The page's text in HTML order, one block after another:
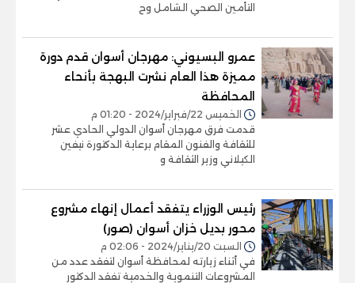
التأمين الصحي الشامل وح
عمرو البسيوني: مهرجان أسوان قدم دورة
مميزة هذا العام نشرت البهجة بأنحاء
المحافظة
الخميس 22/فبراير/2024 - 01:20 م
قدمت فرق مهرجان أسوان الدولي الحادي عشر
للثقافة والفنون المقام برعاية الدكتورة نيفين
الكيلاني وزير الثقافة و
رئيس الوزراء يتفقد أعمال إنهاء مشروع
محور بديل خزان أسوان (صور)
السبت 20/يناير/2024 - 02:06 م
في أثناء زيارته لمحافظة أسوان لتفقد عدد من
المشروعات التنموية والخدمية تفقد الدكتور